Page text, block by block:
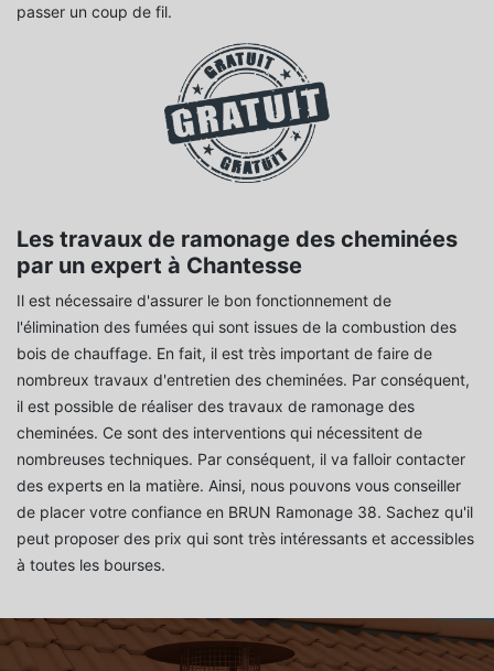
passer un coup de fil.
Les travaux de ramonage des cheminées
par un expert à Chantesse
Il est nécessaire d'assurer le bon fonctionnement de
l'élimination des fumées qui sont issues de la combustion des
bois de chauffage. En fait, il est très important de faire de
nombreux travaux d'entretien des cheminées. Par conséquent,
il est possible de réaliser des travaux de ramonage des
cheminées. Ce sont des interventions qui nécessitent de
nombreuses techniques. Par conséquent, il va falloir contacter
des experts en la matière. Ainsi, nous pouvons vous conseiller
de placer votre confiance en BRUN Ramonage 38. Sachez qu'il
peut proposer des prix qui sont très intéressants et accessibles
à toutes les bourses.